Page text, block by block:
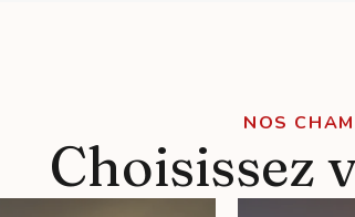
NOS
Choisissez